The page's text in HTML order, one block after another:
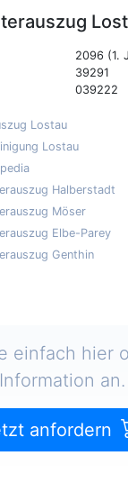
2096 (1.
39291
039222
Lostau
Lostau
Halberstadt
Möser
Elbe-Parey
Genthin
einfach hier
Information an.
anfordern